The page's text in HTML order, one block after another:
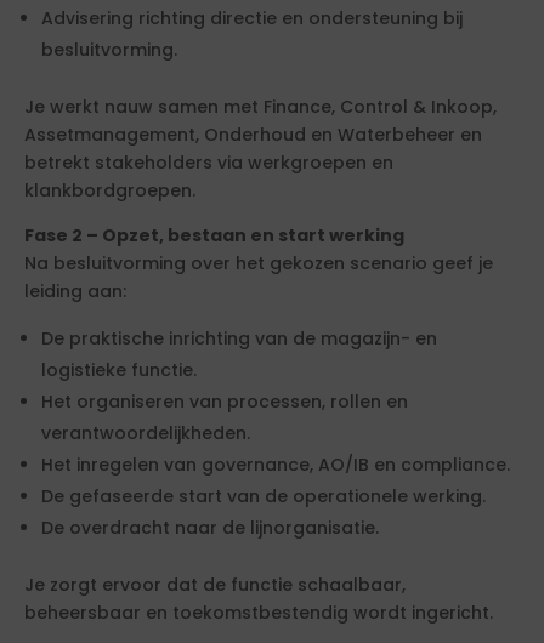
Advisering richting directie en ondersteuning bij
besluitvorming.
Je werkt nauw samen met Finance, Control & Inkoop,
Assetmanagement, Onderhoud en Waterbeheer en
betrekt stakeholders via werkgroepen en
klankbordgroepen.
Fase 2 – Opzet, bestaan en start werking
Na besluitvorming over het gekozen scenario geef je
leiding aan:
De praktische inrichting van de magazijn- en
logistieke functie.
Het organiseren van processen, rollen en
verantwoordelijkheden.
Het inregelen van governance, AO/IB en compliance.
De gefaseerde start van de operationele werking.
De overdracht naar de lijnorganisatie.
Je zorgt ervoor dat de functie schaalbaar,
beheersbaar en toekomstbestendig wordt ingericht.